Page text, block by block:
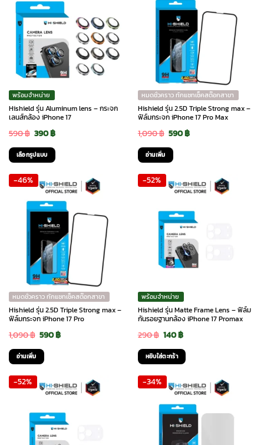
multiple
variants.
The
options
may
be
chosen
on
the
product
multiple
variants.
options
chosen
on
the
product
พร้อมจำหน่าย
Hishield รุ่น Aluminum lens – กระจก
เลนส์กล้อง iPhone 17
590฿ Original
price
was:
590 ฿.
390฿Current
price
390 ฿.
เลือกรูปแบบ
product
multiple
variants.
options
chosen
on
the
product
หมดชั่วคราว ทักแชทเช็คสต๊อกสาขา
Hishield รุ่น 2.5D Triple Strong max –
ฟิล์มกระจก iPhone 17 Pro Max
1,090฿ Original
price
was:
1,090 ฿.
590฿Current
590 ฿.
อ่านเพิ่ม
-46%
หมดชั่วคราว ทักแชทเช็คสต๊อกสาขา
Hishield รุ่น 2.5D Triple Strong max –
ฟิล์มกระจก iPhone 17 Pro
1,090฿ Original
price
was:
1,090 ฿.
590฿Current
590 ฿.
อ่านเพิ่ม
-52%
พร้อมจำหน่าย
Hishield รุ่น Matte Frame Lens – ฟิล์ม
กันรอยฐานกล้อง iPhone 17 Promax
290฿ Original
price
was:
290 ฿.
140฿Current
price
is:
140 ฿.
หยิบใส่ตะกร้า
-52% -34%